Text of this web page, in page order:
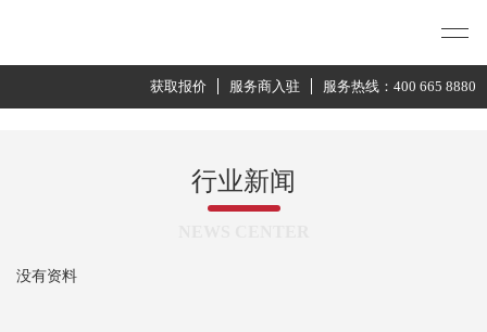
获取报价 服务商入驻 服务热线：400 665 8880
行业新闻
没有资料